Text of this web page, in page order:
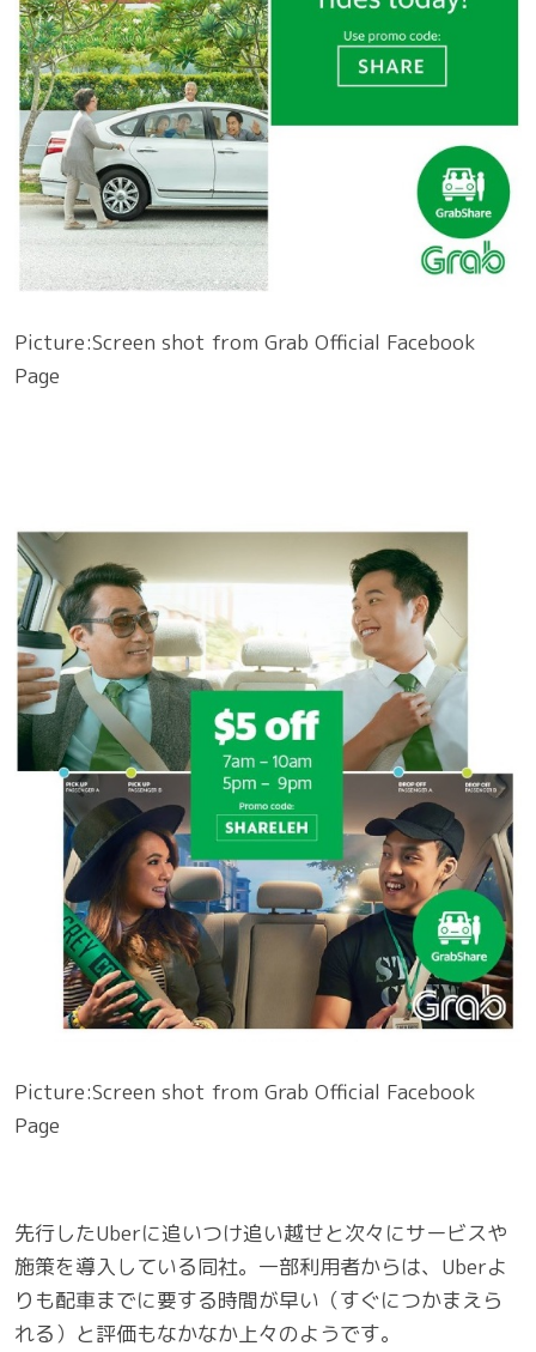
Picture:Screen shot from Grab Official Facebook
Page
Picture:Screen shot from Grab Official Facebook
Page
先行したUberに追いつけ追い越せと次々にサービスや
施策を導入している同社。一部利用者からは、Uberよ
りも配車までに要する時間が早い（すぐにつかまえら
れる）と評価もなかなか上々のようです。